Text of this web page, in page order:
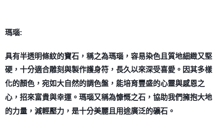
瑪瑙:
具有半透明條紋的寶石，稱之為瑪瑙，容易染色且質地細緻又堅
硬，十分適合雕刻與製作護身符，長久以來深受喜愛。因其多樣
化的顏色，宛如大自然的調色盤，能培育豐盛的心靈與感恩之
心，招來富貴與幸運。瑪瑙又稱為慷慨之石，協助我們擁抱大地
的力量，減輕壓力，是十分美麗且用途廣泛的礦石。